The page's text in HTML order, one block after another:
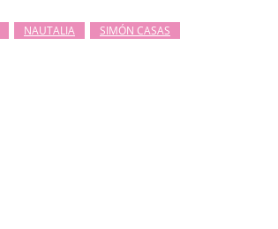
NAUTALIA SIMÓN CASAS